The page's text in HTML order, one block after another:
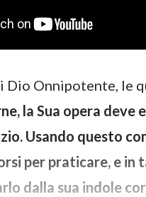
Dio Onnipotente, le
la Sua opera
Usando questo
per praticare, e
dalla sua indole